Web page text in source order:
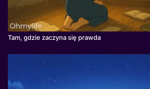
Tam, gdzie zaczyna się prawda